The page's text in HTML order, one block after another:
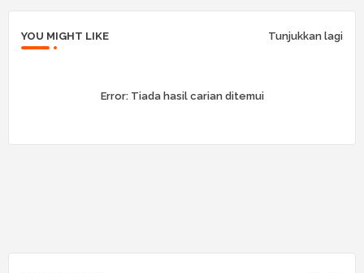
YOU MIGHT LIKE Tunjukkan lagi
Error:Tiada hasil carian ditemui